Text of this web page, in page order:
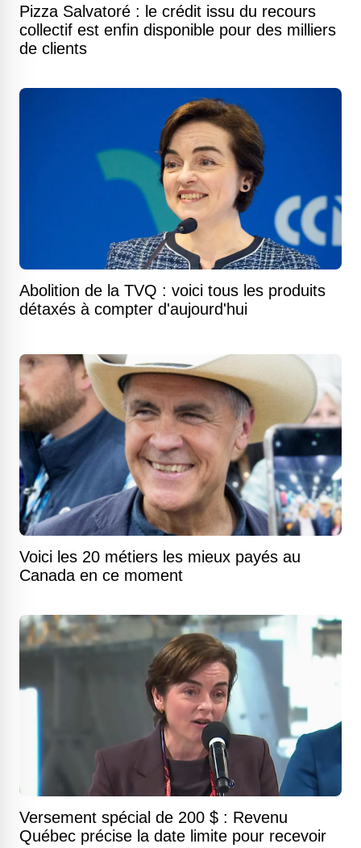
Pizza Salvatoré : le crédit issu du recours
collectif est enfin disponible pour des milliers
de clients
Abolition de la TVQ : voici tous les produits
détaxés à compter d'aujourd'hui
Voici les 20 métiers les mieux payés au
Canada en ce moment
Versement spécial de 200 $ : Revenu
Québec précise la date limite pour recevoir